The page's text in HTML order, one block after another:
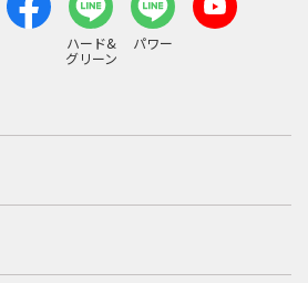
ハード&
グリーン
パワー